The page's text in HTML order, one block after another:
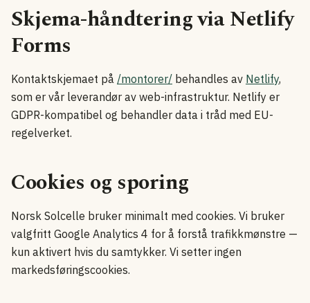
Skjema-håndtering via Netlify
Forms
Kontaktskjemaet på /montorer/ behandles av Netlify,
som er vår leverandør av web-infrastruktur. Netlify er
GDPR-kompatibel og behandler data i tråd med EU-
regelverket.
Cookies og sporing
Norsk Solcelle bruker minimalt med cookies. Vi bruker
valgfritt Google Analytics 4 for å forstå trafikkmønstre —
kun aktivert hvis du samtykker. Vi setter ingen
markedsføringscookies.